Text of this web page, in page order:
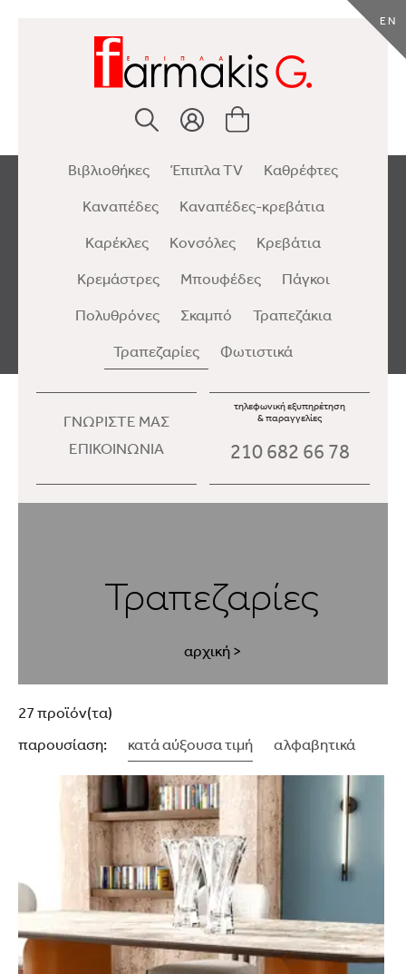
EN
Βιβλιοθήκες Έπιπλα TV
Καθρέφτες
Καναπέδες
Καναπέδες-κρεβάτια
Καρέκλες
Κονσόλες
Κρεβάτια
Κρεμάστρες
Μπουφέδες
Πάγκοι
Πολυθρόνες
Σκαμπό
Τραπεζάκια
Τραπεζαρίες
Φωτιστικά
ΓΝΩΡΙΣΤΕ ΜΑΣ
ΕΠΙΚΟΙΝΩΝΙΑ
τηλεφωνική εξυπηρέτηση
& παραγγελίες
210 682 66 78
αρχική>
Τραπεζαρίες
27 προϊόν(τα)
παρουσίαση:
κατά αύξουσα τιμή αλφαβητικά